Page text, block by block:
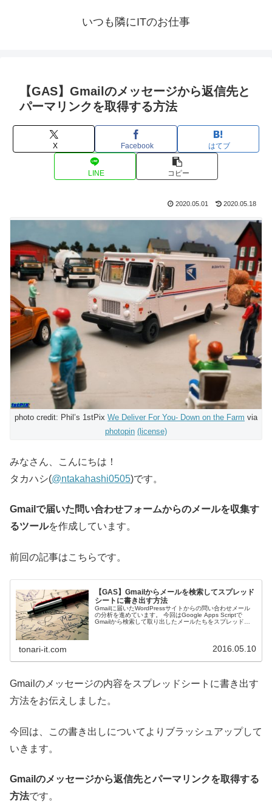
いつも隣にITのお仕事
【GAS】Gmailのメッセージから返信先と
パーマリンクを取得する方法
X Facebook はてブ
LINE コピー
2020.05.01 2020.05.18
photo credit: Phil’s 1stPix We Deliver For You- Down on the Farm via
photopin (license)
みなさん、こんにちは！
タカハシ(@ntakahashi0505)です。
Gmailで届いた問い合わせフォームからのメールを収集す
るツールを作成しています。
前回の記事はこちらです。
【GAS】Gmailからメールを検索してスプレッド
シートに書き出す方法
Gmailに届いたWordPressサイトからの問い合わせメール
の分析を進めています。 今回はGoogle Apps Scriptで
Gmailから検索して取り出したメールたちをスプレッドシ
tonari-it.com 2016.05.10
Gmailのメッセージの内容をスプレッドシートに書き出す
方法をお伝えしました。
今回は、この書き出しについてよりブラッシュアップして
いきます。
Gmailのメッセージから返信先とパーマリンクを取得する
方法です。